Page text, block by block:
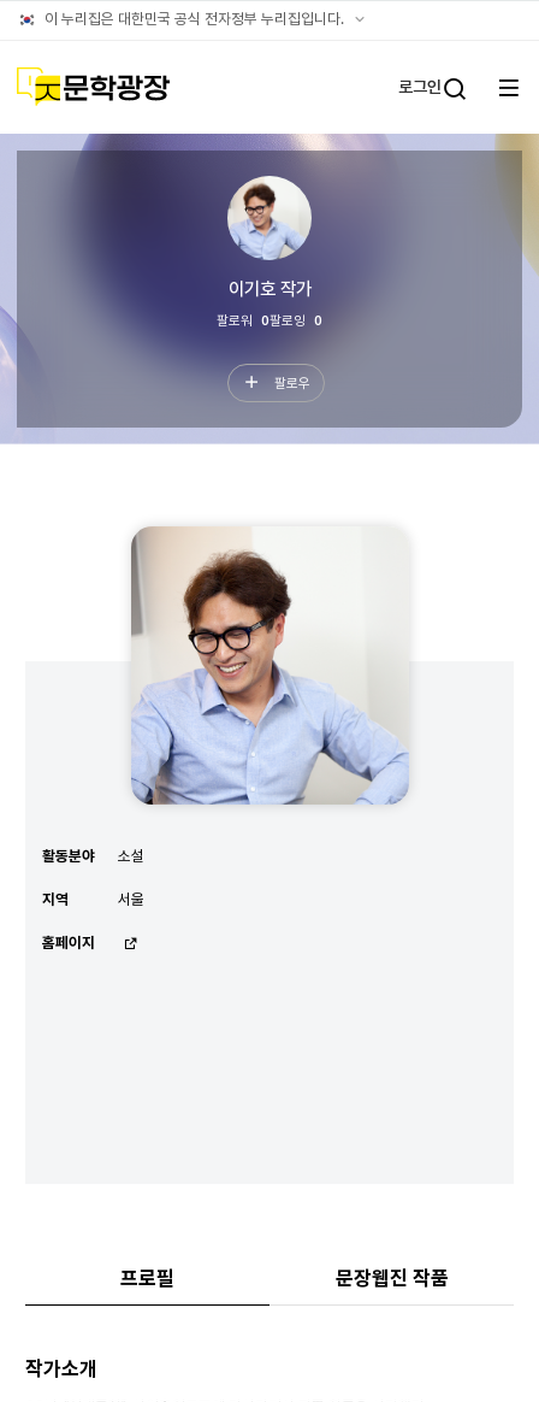
이 누리집은 대한민국 공식 전자정부 누리집입니다. 공식
문학광장 로그인
전체
열기
(대표)
이기호 작가
팔로워 0팔로잉 0
팔로우
이기호작가
활동분야 소설
지역 서울
홈페이지
프로필 문장웹진 작품
작가소개